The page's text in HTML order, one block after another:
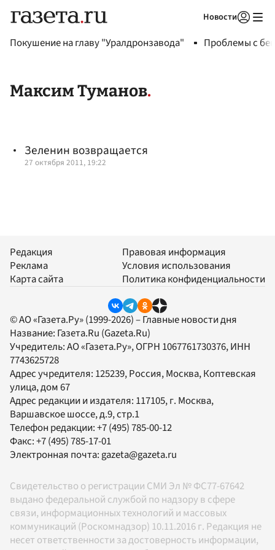
Новости
Покушение на главу "Уралдронзавода" Проблемы с
Максим Туманов
Зеленин возвращается
27 октября 2011, 19:22
Редакция
Реклама
Карта сайта
Правовая информация
Условия использования
Политика конфиденциальности
© АО «Газета.Ру» (1999-2026) – Главные новости дня
Название: Газета.Ru (Gazeta.Ru)
Учредитель:АО «Газета.Ру», ОГРН 1067761730376, ИНН
7743625728
Адрес учредителя: 125239, Россия, Москва, Коптевская
улица, дом 67
Адрес редакции и издателя: 117105, г. Москва,
Варшавское шоссе, д.9, стр.1
Телефон редакции:+7 (495) 785-00-12
Факс:+7 (495) 785-17-01
Электронная почта:gazeta@gazeta.ru
Свидетельство о регистрации СМИ Эл № ФС77-67642
выдано федеральной службой по надзору в сфере
связи, информационных технологий и массовых
коммуникаций (Роскомнадзор) 10.11.2016 г. Редакция не
несет ответственности за достоверность информации,